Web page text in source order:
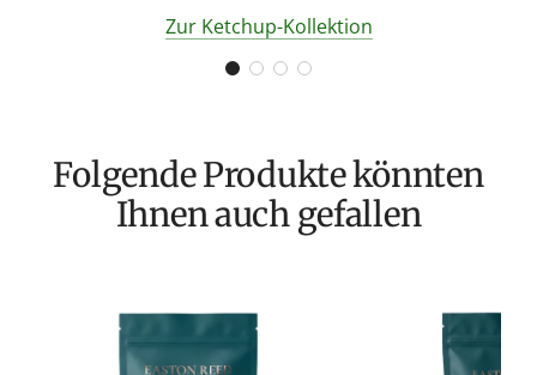
Zur Ketchup-Kollektion
Folgende Produkte könnten
Ihnen auch gefallen